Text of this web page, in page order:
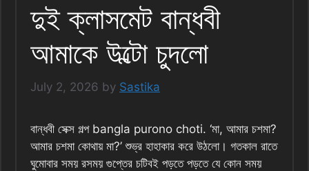
দুই ক্লাসমেট বান্ধবী
আমাকে উল্টো চুদলো
July 2, 2026 by Sastika
বান্ধবী সেক্স গল্প bangla purono choti. ‘মা, আমার চশমা?
আমার চশমা কোথায় মা?’ শুভ্র হাহাকার করে উঠলো। গতকাল রাতে
ঘুমোবার সময় রসময় গুপ্তের চটিবই পড়তে পড়তে যে কোন সময়